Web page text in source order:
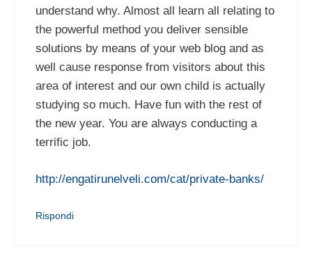
understand why. Almost all learn all relating to
the powerful method you deliver sensible
solutions by means of your web blog and as
well cause response from visitors about this
area of interest and our own child is actually
studying so much. Have fun with the rest of
the new year. You are always conducting a
terrific job.
http://engatirunelveli.com/cat/private-banks/
Rispondi